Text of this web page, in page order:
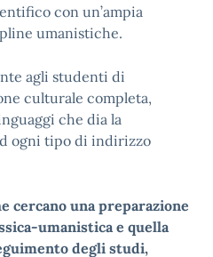
con un’ampia
umanistiche.
agli studenti di
culturale completa,
che dia la
ogni tipo di indirizzo
cercano una preparazione
umanistica e quella
degli studi,